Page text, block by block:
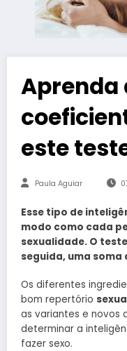
Aprenda
este
Paula Aguiar
Esse tipo de
modo como cada
sexualidade. O
seguida, uma
Os diferentes
bom repertório
as variantes e novos
determinar a
fazer sexo.